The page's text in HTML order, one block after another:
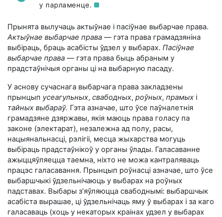
у парламенце.
Прынята вылучаць актыўнае і пасіўнае выбарчае права.
Актыўнае выбарчае права — гэта права грамадзяніна
выбіраць, браць асабісты ўдзел у выбарах. Пасіўнае
выбарчае права — гэта права быць абраным у
прадстаўнічыя органы ці на выбарную пасаду.
У аснову сучаснага выбарчага права закладзены
прынцып усеагульных, свабодных, роўных, прамых і
тайных выбараў. Гэта азначае, што ўсе паўналетнія
грамадзяне дзяржавы, якія маюць права голасу па
законе (электарат), незалежна ад полу, расы,
нацыянальнасці, рэлігіі, месца жыхарства могуць
выбіраць прадстаўнікоў у органы ўлады. Галасаванне
ажыццяўляецца таемна, ніхто не можа кантраляваць
працэс галасавання. Прынцып роўнасці азначае, што ўсе
выбаршчыкі ўдзельнічаюць у выбарах на роўных
падставах. Выбары з’яўляюцца свабоднымі: выбаршчык
асабіста вырашае, ці ўдзельнічаць яму ў выбарах і за каго
галасаваць (хоць у некаторых краінах удзел у выбарах